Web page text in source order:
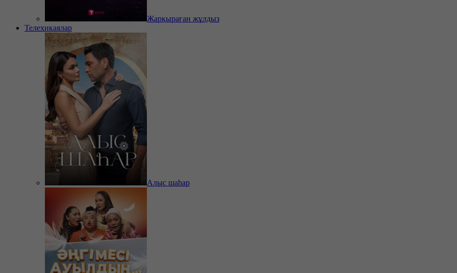
Жарқыраған жұлдыз
Телехикаялар
Алыс шаһар